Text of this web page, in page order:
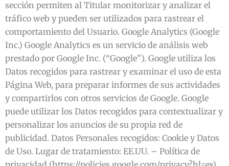
sección permiten al Titular monitorizar y analizar el
tráfico web y pueden ser utilizados para rastrear el
comportamiento del Usuario. Google Analytics (Google
Inc.) Google Analytics es un servicio de análisis web
prestado por Google Inc. (“Google”). Google utiliza los
Datos recogidos para rastrear y examinar el uso de esta
Página Web, para preparar informes de sus actividades
y compartirlos con otros servicios de Google. Google
puede utilizar los Datos recogidos para contextualizar y
personalizar los anuncios de su propia red de
publicidad. Datos Personales recogidos: Cookie y Datos
de Uso. Lugar de tratamiento: EE.UU. – Política de